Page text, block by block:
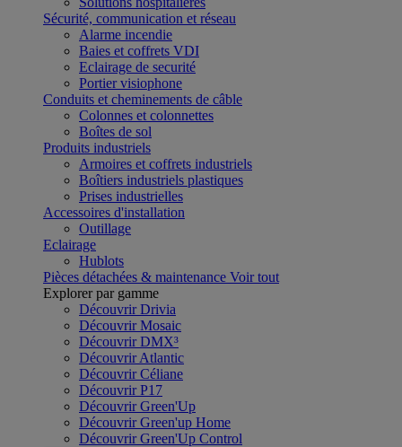
Sécurité, communication et réseau
Alarme incendie
Baies et coffrets VDI
Eclairage de securité
Portier visiophone
Conduits et cheminements de câble
Colonnes et colonnettes
Boîtes de sol
Produits industriels
Armoires et coffrets industriels
Boîtiers industriels plastiques
Prises industrielles
Accessoires d'installation
Outillage
Eclairage
Hublots
Pièces détachées & maintenance Voir tout
Explorer par gamme
Découvrir Drivia
Découvrir Mosaic
Découvrir DMX³
Découvrir Atlantic
Découvrir Céliane
Découvrir P17
Découvrir Green'Up
Découvrir Green'up Home
Découvrir Green'Up Control